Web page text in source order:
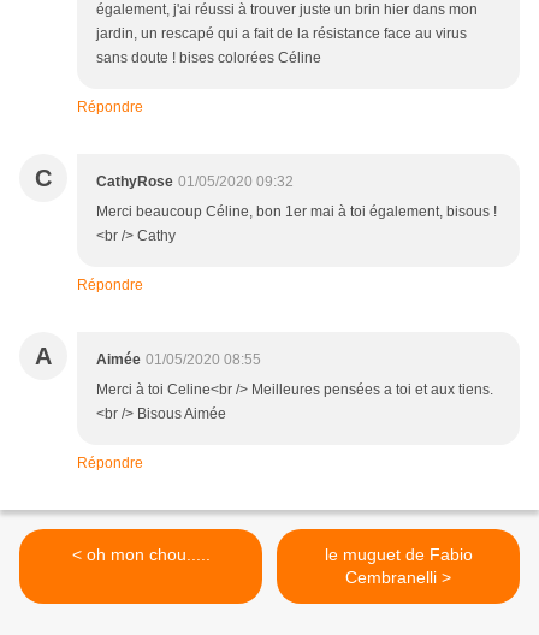
également, j'ai réussi à trouver juste un brin hier dans mon
jardin, un rescapé qui a fait de la résistance face au virus
sans doute ! bises colorées Céline
Répondre
C CathyRose 01/05/2020 09:32
Merci beaucoup Céline, bon 1er mai à toi également, bisous !
<br /> Cathy
Répondre
A Aimée 01/05/2020 08:55
Merci à toi Celine<br /> Meilleures pensées a toi et aux tiens.
<br /> Bisous Aimée
Répondre
< oh mon chou.....
le muguet de Fabio
Cembranelli >